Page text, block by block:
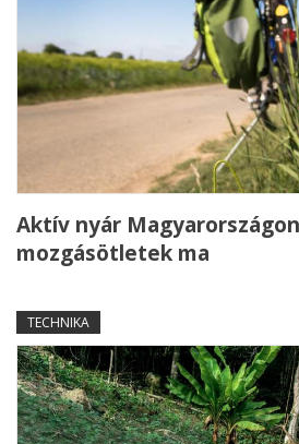
Aktív nyár
mozgásötletek ma
TECHNIKA